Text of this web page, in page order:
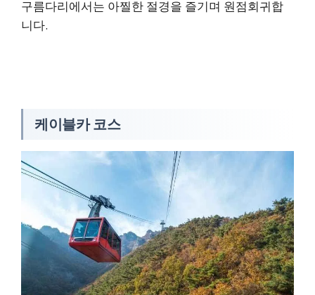
구름다리에서는 아찔한 절경을 즐기며 원점회귀합
니다.
케이블카 코스